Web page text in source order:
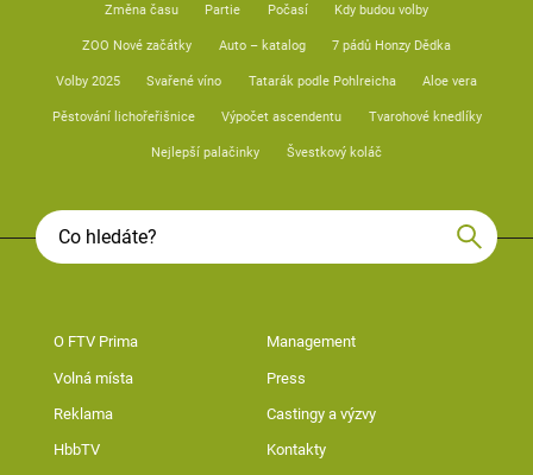
Změna času Partie Počasí Kdy budou volby
ZOO Nové začátky Auto – katalog 7 pádů Honzy Dědka
Volby 2025 Svařené víno Tatarák podle Pohlreicha Aloe vera
Pěstování lichořeřišnice Výpočet ascendentu Tvarohové knedlíky
Nejlepší palačinky Švestkový koláč
O FTV Prima Management
Volná místa Press
Reklama Castingy a výzvy
HbbTV Kontakty